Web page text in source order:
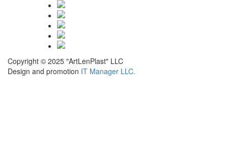
Copyright © 2025 "ArtLenPlast" LLC
Design and promotion IT Manager LLC.